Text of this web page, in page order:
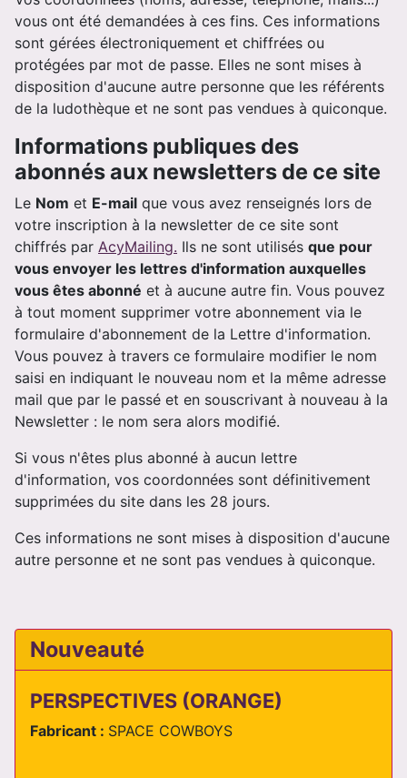
vous ont été demandées à ces fins. Ces informations
sont gérées électroniquement et chiffrées ou
protégées par mot de passe. Elles ne sont mises à
disposition d'aucune autre personne que les référents
de la ludothèque et ne sont pas vendues à quiconque.
Informations publiques des
abonnés aux newsletters de ce site
Le Nom et E-mail que vous avez renseignés lors de
votre inscription à la newsletter de ce site sont
chiffrés par AcyMailing. Ils ne sont utilisés que pour
vous envoyer les lettres d'information auxquelles
vous êtes abonné et à aucune autre fin. Vous pouvez
à tout moment supprimer votre abonnement via le
formulaire d'abonnement de la Lettre d'information.
Vous pouvez à travers ce formulaire modifier le nom
saisi en indiquant le nouveau nom et la même adresse
mail que par le passé et en souscrivant à nouveau à la
Newsletter : le nom sera alors modifié.
Si vous n'êtes plus abonné à aucun lettre
d'information, vos coordonnées sont définitivement
supprimées du site dans les 28 jours.
Ces informations ne sont mises à disposition d'aucune
autre personne et ne sont pas vendues à quiconque.
Nouveauté
PERSPECTIVES (ORANGE)
Fabricant : SPACE COWBOYS